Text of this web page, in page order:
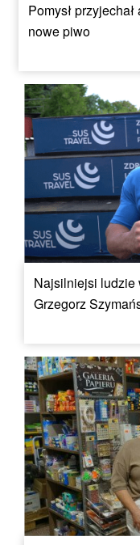
Pomysł
nowe piwo
Najsilniejsi ludzie
Grzegorz